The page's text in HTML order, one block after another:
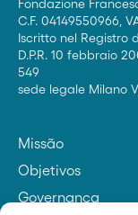
Fondazione
C.F. 04149550966,
Iscritto nel Registro
D.P.R. 10 febbraio
549
sede legale Milano
Missão
Objetivos
Governança